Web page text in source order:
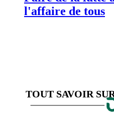
l'affaire de tous
TOUT SAVOIR